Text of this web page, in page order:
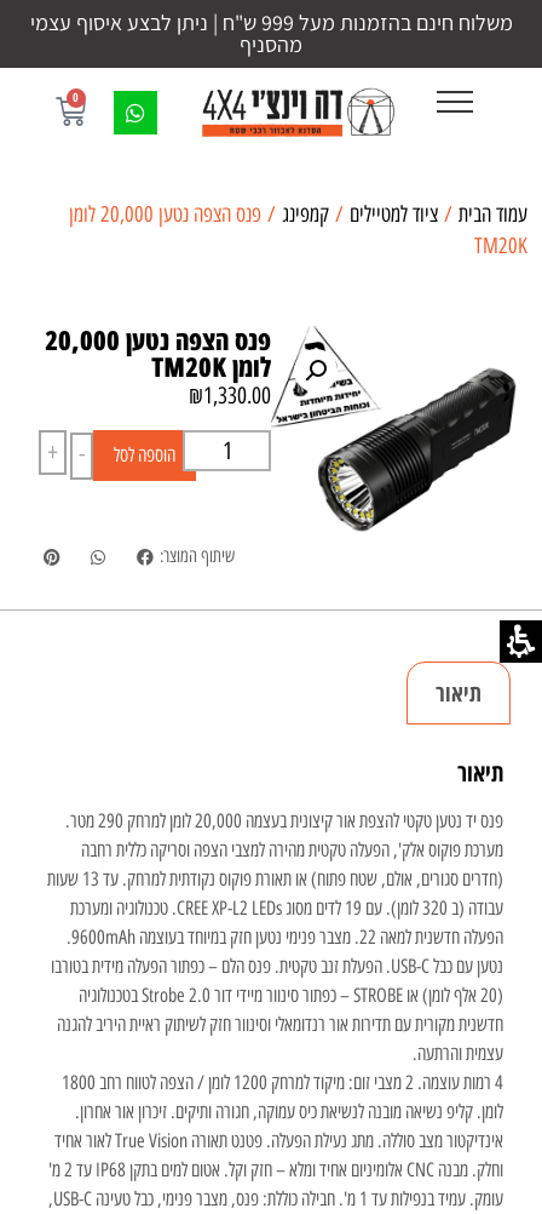
משלוח חינם בהזמנות מעל 999 ש"ח | ניתן לבצע איסוף עצמי
מהסניף
0
עמוד הבית / ציוד למטיילים / קמפינג
/ פנס הצפה נטען 20,000 לומן
TM20K
פנס הצפה נטען 20,000
לומן TM20K
₪1,330.00
-
+ הוספה לסל
שיתוף המוצר:
תיאור
תיאור
פנס יד נטען טקטי להצפת אור קיצונית בעצמה 20,000 לומן למרחק 290 מטר.
מערכת פוקוס אלק', הפעלה טקטית מהירה למצבי הצפה וסריקה כללית רחבה
(חדרים סגורים, אולם, שטח פתוח) או תאורת פוקוס נקודתית למרחק. עד 13 שעות
עבודה (ב 320 לומן). עם 19 לדים מסוג CREE XP-L2 LEDs. טכנולוגיה ומערכת
הפעלה חדשנית למאה 22. מצבר פנימי נטען חזק במיוחד בעוצמה 9600mAh.
נטען עם כבל USB-C. הפעלת זנב טקטית. פנס הלם – כפתור הפעלה מידית בטורבו
(20 אלף לומן) או STROBE – כפתור סינוור מיידי דור 2.0 Strobe בטכנולוגיה
חדשנית מקורית עם תדירות אור רנדומאלי וסינוור חזק לשיתוק ראיית היריב להגנה
עצמית והרתעה.
4 רמות עוצמה. 2 מצבי זום: מיקוד למרחק 1200 לומן / הצפה לטווח רחב 1800
לומן. קליפ נשיאה מובנה לנשיאת כיס עמוקה, חגורה ותיקים. זיכרון אור אחרון.
אינדיקטור מצב סוללה. מתג נעילת הפעלה. פטנט תאורה True Vision לאור אחיד
וחלק. מבנה CNC אלומיניום אחיד ומלא – חזק וקל. אטום למים בתקן IP68 עד 2 מ'
עומק. עמיד בנפילות עד 1 מ'. חבילה כוללת: פנס, מצבר פנימי, כבל טעינה USB-C,